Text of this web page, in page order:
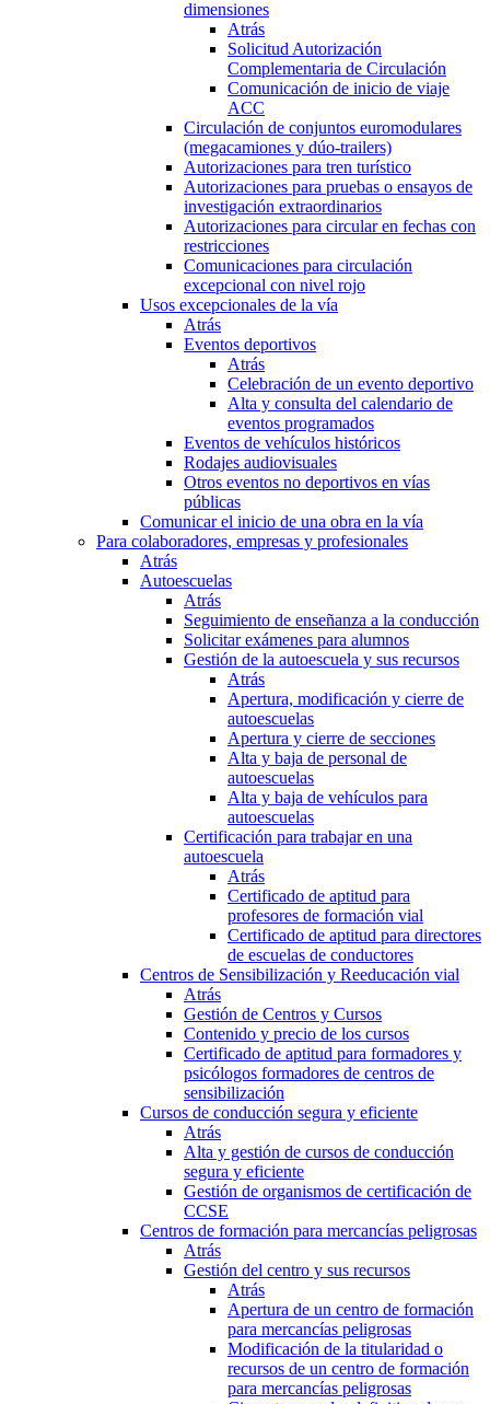
dimensiones
Atrás
Solicitud Autorización
Complementaria de Circulación
Comunicación de inicio de viaje
ACC
Circulación de conjuntos euromodulares
(megacamiones y dúo-trailers)
Autorizaciones para tren turístico
Autorizaciones para pruebas o ensayos de
investigación extraordinarios
Autorizaciones para circular en fechas con
restricciones
Comunicaciones para circulación
excepcional con nivel rojo
Usos excepcionales de la vía
Atrás
Eventos deportivos
Atrás
Celebración de un evento deportivo
Alta y consulta del calendario de
eventos programados
Eventos de vehículos históricos
Rodajes audiovisuales
Otros eventos no deportivos en vías
públicas
Comunicar el inicio de una obra en la vía
Para colaboradores, empresas y profesionales
Atrás
Autoescuelas
Atrás
Seguimiento de enseñanza a la conducción
Solicitar exámenes para alumnos
Gestión de la autoescuela y sus recursos
Atrás
Apertura, modificación y cierre de
autoescuelas
Apertura y cierre de secciones
Alta y baja de personal de
autoescuelas
Alta y baja de vehículos para
autoescuelas
Certificación para trabajar en una
autoescuela
Atrás
Certificado de aptitud para
profesores de formación vial
Certificado de aptitud para directores
de escuelas de conductores
Centros de Sensibilización y Reeducación vial
Atrás
Gestión de Centros y Cursos
Contenido y precio de los cursos
Certificado de aptitud para formadores y
psicólogos formadores de centros de
sensibilización
Cursos de conducción segura y eficiente
Atrás
Alta y gestión de cursos de conducción
segura y eficiente
Gestión de organismos de certificación de
CCSE
Centros de formación para mercancías peligrosas
Atrás
Gestión del centro y sus recursos
Atrás
Apertura de un centro de formación
para mercancías peligrosas
Modificación de la titularidad o
recursos de un centro de formación
para mercancías peligrosas